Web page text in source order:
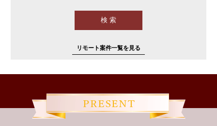
リモート案件一覧を見る